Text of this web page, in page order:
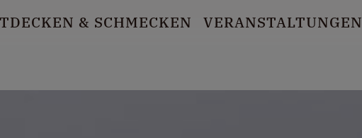
& SCHMECKEN VERANSTALTUNGEN